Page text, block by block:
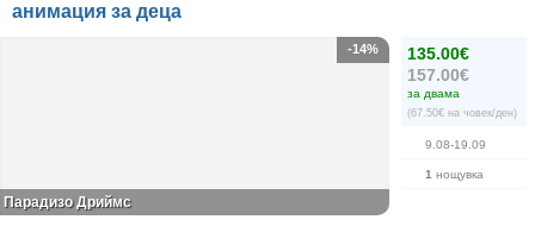
анимация за деца
135.00€
157.00€
за двама
(67.50€ на човек/ден)
9.08-19.09
1 нощувка
-14%
Парадизо Дриймс